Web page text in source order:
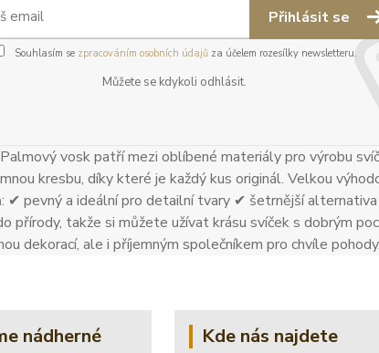
Přihlásit se
Souhlasím se zpracováním osobních údajůza účelem rozesílky newsletteru.
Můžete se kdykoli odhlásit.
vosk patří mezi oblíbené materiály pro výrobu
kresbu, díky které je každý kus originál. Velkou
✔ pevný a ideální pro detailní tvary ✔ šetrnější
přírody, takže si můžete užívat krásu svíček s dobrým
dekorací, ale i příjemným společníkem pro chvíle
nádherné
Kde nás najdete